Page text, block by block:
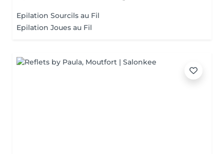
Epilation Sourcils au Fil
Epilation Joues au Fil